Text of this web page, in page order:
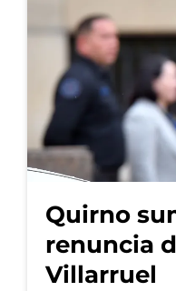
Quirno
renuncia
Villarruel